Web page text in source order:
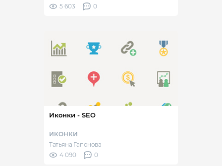
5 603
0
Иконки - SEO
ИКОНКИ
Татьяна Гапонова
4 090
0